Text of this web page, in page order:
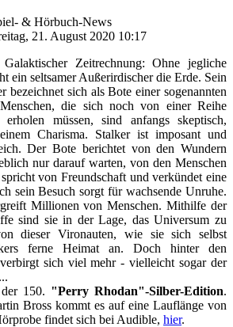
& Hörbuch-News
21. August 2020 10:17
Zeitrechnung: Ohne jegliche
ein seltsamer Außerirdischer die Erde. Sein
bezeichnet sich als Bote einer sogenannten
die sich noch von einer Reihe
müssen, sind anfangs skeptisch,
Charisma. Stalker ist imposant und
Der Bote berichtet von den Wundern
nur darauf warten, von den Menschen
von Freundschaft und verkündet eine
sein Besuch sorgt für wachsende Unruhe.
Millionen von Menschen. Mithilfe der
sind sie in der Lage, das Universum zu
dieser Vironauten, wie sie sich selbst
ferne Heimat an. Doch hinter den
sich viel mehr - vielleicht sogar der
150. "Perry Rhodan"-Silber-Edition.
Bross kommt es auf eine Lauflänge von
findet sich bei Audible, hier.